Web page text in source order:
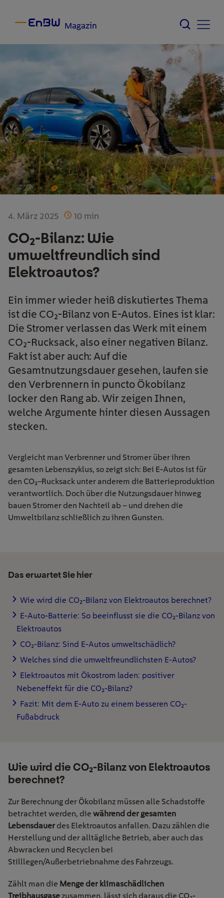
Magazin
4. März 2025 10 min
CO₂-Bilanz: Wie
umweltfreundlich sind
Elektroautos?
Ein immer wieder heiß diskutiertes Thema
ist die CO₂-Bilanz von E-Autos. Eines ist klar:
Die Stromer verlassen das Werk mit einem
CO₂-Rucksack, also einer negativen Bilanz.
Fakt ist aber auch: Auf die
Gesamtnutzungsdauer gesehen, laufen sie
den Verbrennern in puncto Ökobilanz
locker den Rang ab. Wir zeigen Ihnen,
welche Argumente hinter diesen Aussagen
stecken.
Vergleicht man Verbrenner und Stromer über ihren
gesamten Lebenszyklus, so zeigt sich: Bei E-Autos ist für
den CO₂–Rucksack unter anderem die Batterieproduktion
verantwortlich. Doch über die Nutzungsdauer hinweg
bauen Stromer den Nachteil ab – und drehen die
Umweltbilanz schließlich zu ihren Gunsten.
Das erwartet Sie hier
Wie wird die CO₂-Bilanz von Elektroautos berechnet?
E-Auto-Batterie: So beeinflusst sie die CO₂-Bilanz von
Elektroautos
CO₂-Bilanz: Sind E-Autos umweltschädlich?
Welches sind die umweltfreundlichsten E-Autos?
Elektroautos mit Ökostrom laden: positiver
Nebeneffekt für die CO₂-Bilanz?
Fazit: Mit dem E-Auto zu einem besseren CO₂-
Fußabdruck
Wie wird die CO₂-Bilanz von Elektroautos
berechnet?
Zur Berechnung der Ökobilanz müssen alle Schadstoffe
betrachtet werden, die während der gesamten
Lebensdauer des Elektroautos anfallen. Dazu zählen die
Herstellung und der alltägliche Betrieb, aber auch das
Abwracken und Recyclen bei
Stilllegen/Außerbetriebnahme des Fahrzeugs.
Zählt man die Menge der klimaschädlichen
Treibhausgasezusammen, lässt sich daraus die CO₂-